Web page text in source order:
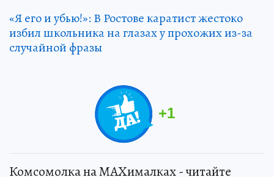
«Я его и убью!»: В Ростове каратист жестоко
избил школьника на глазах у прохожих из-за
случайной фразы
+1
Комсомолка на MAXималках - читайте